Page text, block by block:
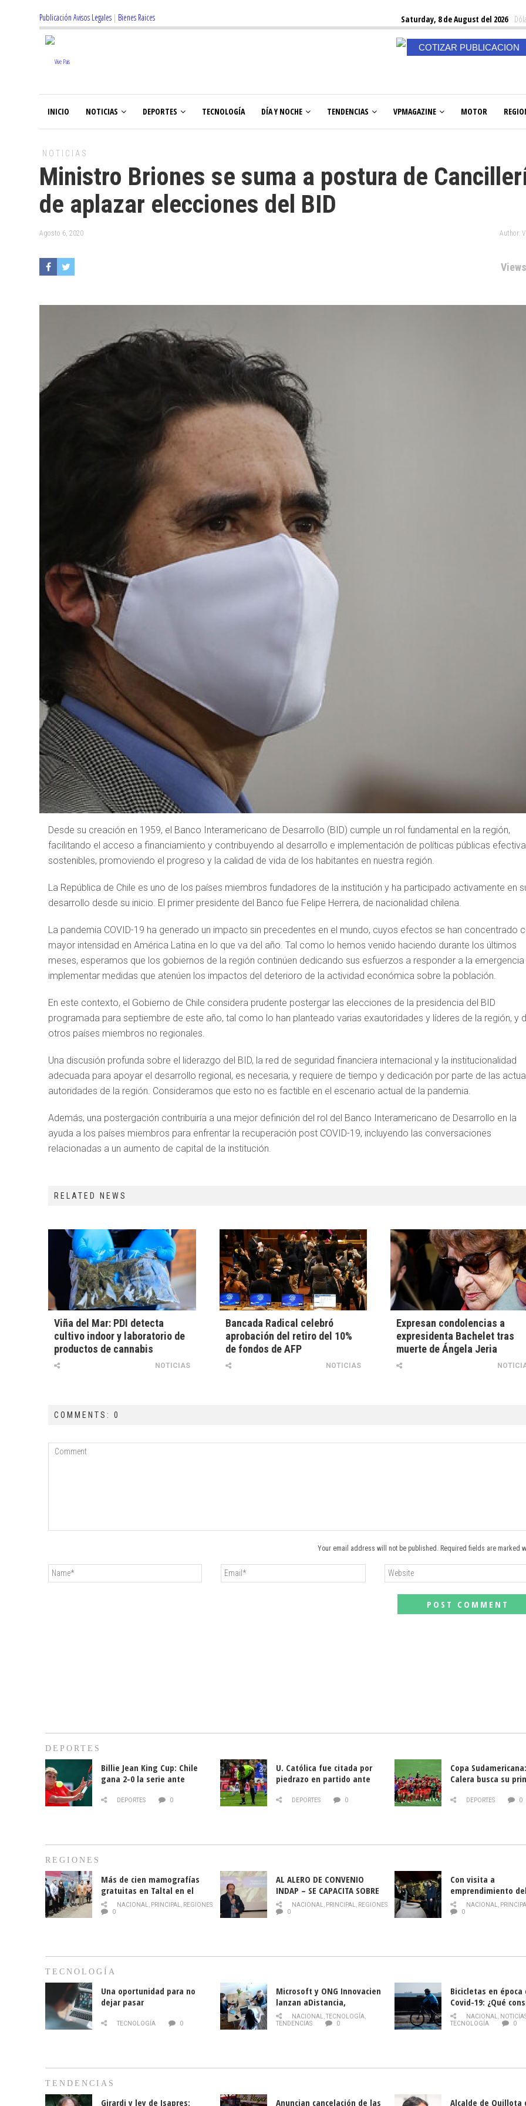
Publicación Avisos Legales | Bienes Raices Saturday, 8 de August del 2026
COTIZAR PUBLICACION
INICIO NOTICIAS DEPORTES TECNOLOGÍA DÍA Y NOCHE TENDENCIAS VPMAGAZINE MOTOR
NOTICIAS
Ministro Briones se suma a postura de
de aplazar elecciones del BID
Agosto 6, 2020 Author:
Desde su creación en 1959, el Banco Interamericano de Desarrollo (BID) cumple un rol fundamental en la región,
facilitando el acceso a financiamiento y contribuyendo al desarrollo e implementación de políticas públicas
sostenibles, promoviendo el progreso y la calidad de vida de los habitantes en nuestra región.
La República de Chile es uno de los países miembros fundadores de la institución y ha participado activamente en
desarrollo desde su inicio. El primer presidente del Banco fue Felipe Herrera, de nacionalidad chilena.
La pandemia COVID-19 ha generado un impacto sin precedentes en el mundo, cuyos efectos se han concentrado
mayor intensidad en América Latina en lo que va del año. Tal como lo hemos venido haciendo durante los últimos
meses, esperamos que los gobiernos de la región continúen dedicando sus esfuerzos a responder a la emergencia
implementar medidas que atenúen los impactos del deterioro de la actividad económica sobre la población.
En este contexto, el Gobierno de Chile considera prudente postergar las elecciones de la presidencia del BID
programada para septiembre de este año, tal como lo han planteado varias exautoridades y líderes de la región, y
otros países miembros no regionales.
Una discusión profunda sobre el liderazgo del BID, la red de seguridad financiera internacional y la institucionalidad
adecuada para apoyar el desarrollo regional, es necesaria, y requiere de tiempo y dedicación por parte de las
autoridades de la región. Consideramos que esto no es factible en el escenario actual de la pandemia.
Además, una postergación contribuiría a una mejor definición del rol del Banco Interamericano de Desarrollo en la
ayuda a los países miembros para enfrentar la recuperación post COVID-19, incluyendo las conversaciones
relacionadas a un aumento de capital de la institución.
RELATED NEWS
Viña del Mar: PDI detecta
cultivo indoor y laboratorio de
productos de cannabis
NOTICIAS
Bancada Radical celebró
aprobación del retiro del 10%
de fondos de AFP
NOTICIAS
Expresan condolencias a
expresidenta Bachelet tras
muerte de Ángela Jeria
COMMENTS: 0
Your email address will not be published. Required fields are marked
DEPORTES
Billie Jean King Cup: Chile
gana 2-0 la serie ante
DEPORTES 0
U. Católica fue citada por
piedrazo en partido ante
DEPORTES 0
Copa
Calera busca su
DEPORTES 0
REGIONES
Más de cien mamografías
gratuitas en Taltal en el
mes de la prevención del
cáncer de mama
NACIONAL, PRINCIPAL, REGIONES
0
AL ALERO DE CONVENIO
INDAP – SE CAPACITA SOBRE
PLAGA DROSOPHILA SUZUKII
NACIONAL, PRINCIPAL, REGIONES
0
Con visita a
emprendimiento
y llamado al
historia campesina
NACIONAL,
0
TECNOLOGÍA
Una oportunidad para no
dejar pasar
TECNOLOGÍA 0
Microsoft y ONG Innovacien
lanzan aDistancia,
plataforma con cursos
gratuitos online sobre
NACIONAL,TECNOLOGÍA,
TENDENCIAS
0
Bicicletas en época
Covid-19: ¿Qué
momento de
NACIONAL,
TECNOLOGÍA
0
TENDENCIAS
Girardi y ley de Isapres: Anuncian cancelación de las Alcalde de Quillota